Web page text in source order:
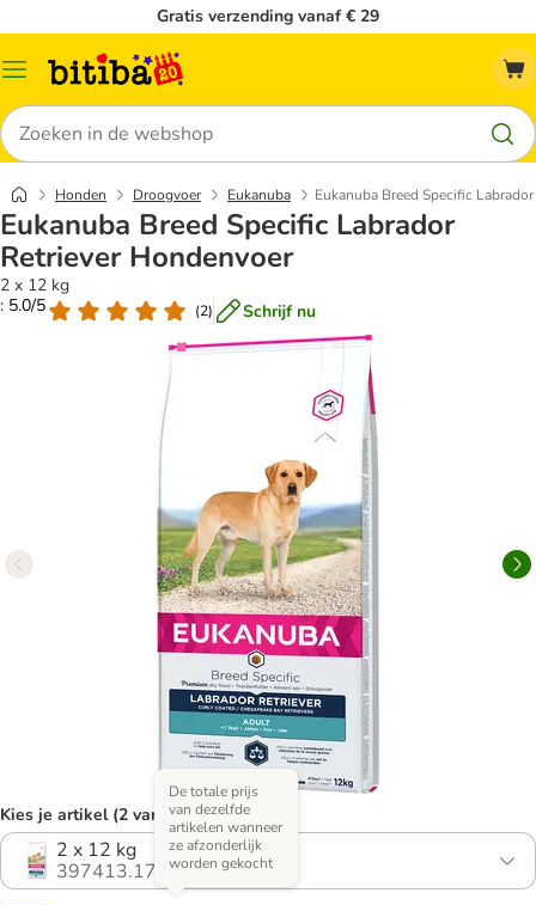
Gratis verzending vanaf € 29
Catalogusmenu
Zoeken
Honden Droogvoer Eukanuba Eukanuba Breed Specific
Eukanuba Breed Specific Labrador
Retriever Hondenvoer
2 x 12 kg
: 5.0/5
(2) Schrijf nu
Kies je artikel (2 varianten)
2 x 12 kg
397413.17
De totale prijs
van dezelfde
artikelen wanneer
ze afzonderlijk
worden gekocht